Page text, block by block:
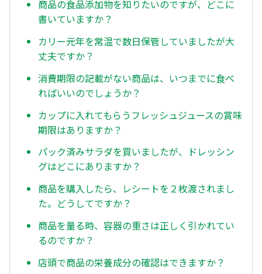
商品の食品添加物を知りたいのですが、どこに
書いていますか？
カリー元年を常温で数日保管していましたが大
丈夫ですか？
消費期限の記載がない商品は、いつまでに食べ
ればいいのでしょうか？
カップに入れてもらうフレッシュジュースの賞味
期限はありますか？
パック済みサラダを買いましたが、ドレッシン
グはどこにありますか？
商品を購入したら、レシートを２枚渡されまし
た。どうしてですか？
商品を量る時、容器の重さは正しく引かれてい
るのですか？
店頭で商品の栄養成分の確認はできますか？